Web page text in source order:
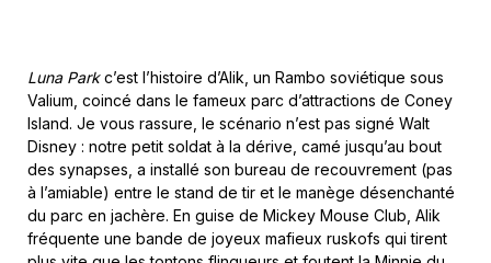
Luna Parkc’est l’histoire d’Alik, un Rambo soviétique sous
Valium, coincé dans le fameux parc d’attractions de Coney
Island. Je vous rassure, le scénario n’est pas signé Walt
Disney : notre petit soldat à la dérive, camé jusqu’au bout
des synapses, a installé son bureau de recouvrement (pas
à l’amiable) entre le stand de tir et le manège désenchanté
du parc en jachère. En guise de Mickey Mouse Club, Alik
fréquente une bande de joyeux mafieux ruskofs qui tirent